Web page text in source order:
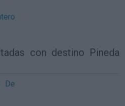
con destino Pineda
De